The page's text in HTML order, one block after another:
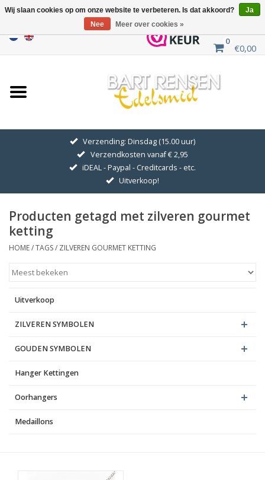
0
€0,00
Home
Uitverkoop
GOUDEN SYMBOLEN
Hanger Kettingen
Oorhangers
Verzending: Dinsdag (15.00 uur)
Verzendkosten vanaf € 2,95
iDEAL - Paypal - Creditcards - etc.
Uitverkoop!
Producten getagd met zilveren gourmet
ketting
HOME/TAGS/ ZILVEREN GOURMET KETTING
Uitverkoop
ZILVEREN SYMBOLEN
GOUDEN SYMBOLEN
Hanger Kettingen
Oorhangers
Medaillons
Wij slaan cookies op om onze website te verbeteren. Is dat akkoord?
Ja
Nee
Meer over cookies »